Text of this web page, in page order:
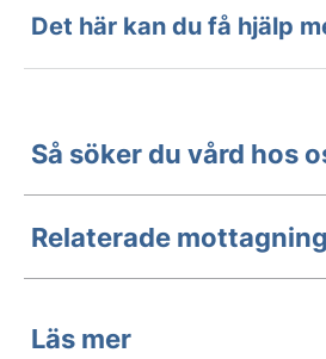
Det här kan du få hjälp
Så söker du vård hos
Relaterade
Läs mer